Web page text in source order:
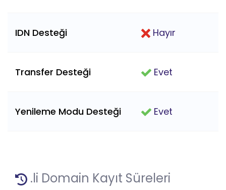
IDN Desteği Hayır
Transfer Desteği Evet
Yenileme Modu Desteği Evet
.li Domain Kayıt Süreleri